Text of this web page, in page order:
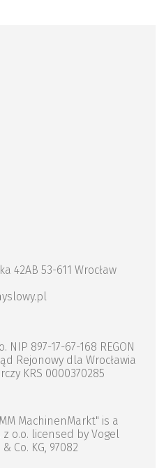
42AB 53-611 Wrocław
897-17-67-168 REGON
Rejonowy dla Wrocławia
KRS 0000370285
MachinenMarkt" is a
o.o. licensed by Vogel
Co. KG, 97082